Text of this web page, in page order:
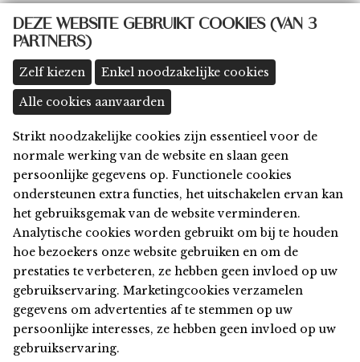
DEZE WEBSITE GEBRUIKT COOKIES (VAN 3
PARTNERS)
Zelf kiezen Enkel noodzakelijke cookies
Alle cookies aanvaarden
Strikt noodzakelijke cookies zijn essentieel voor de
normale werking van de website en slaan geen
persoonlijke gegevens op. Functionele cookies
ondersteunen extra functies, het uitschakelen ervan kan
het gebruiksgemak van de website verminderen.
Analytische cookies worden gebruikt om bij te houden
hoe bezoekers onze website gebruiken en om de
prestaties te verbeteren, ze hebben geen invloed op uw
gebruikservaring. Marketingcookies verzamelen
gegevens om advertenties af te stemmen op uw
persoonlijke interesses, ze hebben geen invloed op uw
gebruikservaring.
some@thingsbydings.com
@thingsbydings
shop: Klein Boom 8A, 2580 Putte(meer details >>)
Home
Shop
Privacy
Algemene Voorwaarden
Disclaimer
Cookies
Contact
© 2026 things by Dings
Webdesign & development by Servico